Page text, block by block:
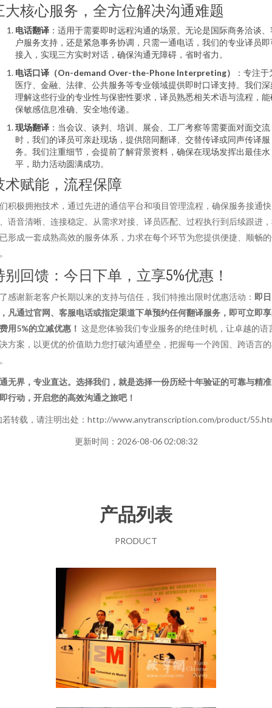
大核心服务，全方位解决沟通难题
电话翻译 ：适用于需要即时远程沟通的场景。无论是国际商务洽谈、
户服务支持，还是紧急事务协调，只需一通电话，我们的专业译员即
接入，实现三方实时对话，确保沟通无障碍，省时省力。
电话口译（On-demand Over-the-Phone Interpreting）
：专注于
医疗、金融、法律、公共服务等专业领域提供即时口译支持。我们深
理解这些行业的专业性与保密性要求，译员熟悉相关术语与流程，能
保敏感信息准确、安全地传递。
现场翻译 ：当会议、谈判、培训、展会、工厂考察等需要面对面交流
时，我们的译员可亲赴现场，提供陪同翻译、交替传译或同声传译服
务。我们注重细节，会提前了解背景资料，确保在现场发挥出最佳水
平，助力活动圆满成功。
术赋能，流程保障
积极拥抱技术，通过先进的通信平台和项目管理流程，确保服务接通快
语音清晰、连接稳定。从需求对接、译员匹配、过程执行到后续跟进
形成一套成熟高效的服务体系，力求在每个环节为您提供便捷、顺畅
别回馈：今日下单，立享5%优惠！
感谢新老客户长期以来的支持与信任，我们特推出限时优惠活动： 即日
凡通过官网、客服电话或指定渠道下单预约任何翻译服务，即可立即
用5%的立减优惠！ 这是您体验我们专业服务的绝佳时机，让卓越的语
方案，以更优的价值助力您打破沟通壁垒，把握每一个跨国、跨语言
无界，专业直达。选择我们，就是选择一份历经十年验证的可靠与精
行动，开启您的高效沟通之旅吧！
若转载，请注明出处：http://www.anytranscription.com/product/
更新时间：2026-08-06 02:08:32
产品列表
PRODUCT